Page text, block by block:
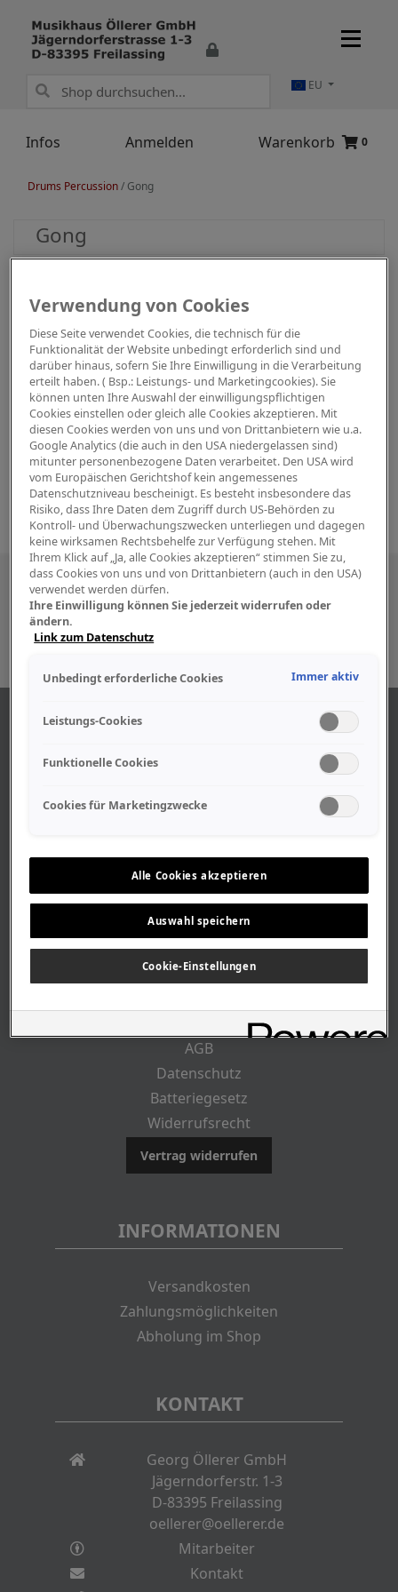
Infos Anmelden Warenkorb 0
EU
Drums Percussion/ Gong
Gong
Besuchen Sie uns auch in den sozialen
Medien
Geschäftszeiten
Stellenangebote
Geschichte
RECHTLICHES
AGB
Datenschutz
Batteriegesetz
Widerrufsrecht
Vertrag widerrufen
INFORMATIONEN
Versandkosten
Zahlungsmöglichkeiten
Abholung im Shop
KONTAKT
Georg Öllerer GmbH
Jägerndorferstr. 1-3
D-83395 Freilassing
oellerer@oellerer.de
Mitarbeiter
Kontakt
Verwendung von Cookies
Diese Seite verwendet Cookies, die technisch für die
Funktionalität der Website unbedingt erforderlich sind und
darüber hinaus, sofern Sie Ihre Einwilligung in die Verarbeitung
erteilt haben. ( Bsp.: Leistungs- und Marketingcookies). Sie
können unten Ihre Auswahl der einwilligungspflichtigen
Cookies einstellen oder gleich alle Cookies akzeptieren. Mit
diesen Cookies werden von uns und von Drittanbietern wie u.a.
Google Analytics (die auch in den USA niedergelassen sind)
mitunter personenbezogene Daten verarbeitet. Den USA wird
vom Europäischen Gerichtshof kein angemessenes
Datenschutzniveau bescheinigt. Es besteht insbesondere das
Risiko, dass Ihre Daten dem Zugriff durch US-Behörden zu
Kontroll- und Überwachungszwecken unterliegen und dagegen
keine wirksamen Rechtsbehelfe zur Verfügung stehen. Mit
Ihrem Klick auf „Ja, alle Cookies akzeptieren“ stimmen Sie zu,
dass Cookies von uns und von Drittanbietern (auch in den USA)
verwendet werden dürfen.
Ihre Einwilligung können Sie jederzeit widerrufen oder
ändern.
Link zum Datenschutz
Unbedingt erforderliche Cookies Immer aktiv
Leistungs-Cookies
Funktionelle Cookies
Cookies für Marketingzwecke
Alle Cookies akzeptieren
Auswahl speichern
Cookie-Einstellungen